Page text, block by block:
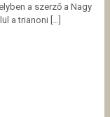
a szerző a Nagy
a trianoni […]